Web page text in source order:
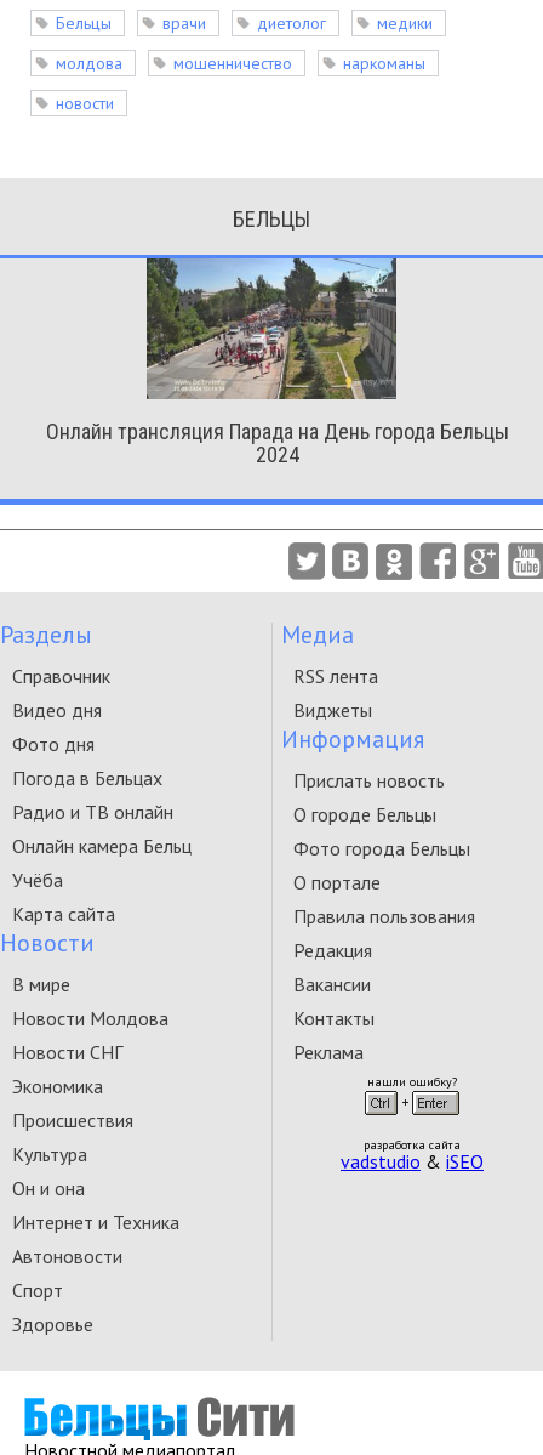
Бельцы врачи диетолог
медики
молдова
мошенничество
наркоманы
новости
БЕЛЬЦЫ
Онлайн трансляция Парада на День города Бельцы
2024
Разделы
Справочник
Видео дня
Фото дня
Погода в Бельцах
Радио и ТВ онлайн
Онлайн камера Бельц
Учёба
Карта сайта
Новости
В мире
Новости Молдова
Новости СНГ
Экономика
Происшествия
Культура
Он и она
Интернет и Техника
Автоновости
Спорт
Здоровье
Медиа
RSS лента
Виджеты
Информация
Прислать новость
О городе Бельцы
Фото города Бельцы
О портале
Правила пользования
Редакция
Вакансии
Контакты
Реклама
нашли ошибку?
разработка сайта
vadstudio & iSEO